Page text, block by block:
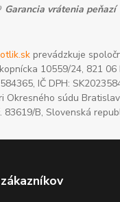
Garancia vrátenia peňazí
prevádzkuje
10559/24, 821 06
IČ DPH:
Okresného súdu
83619/B, Slovenská